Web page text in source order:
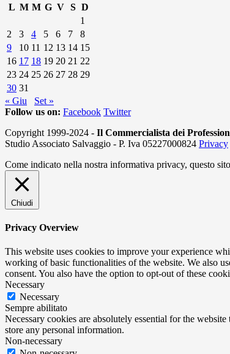
L M M G V S D
1
2
3 4 5 6 7
8
9
10 11 12 13 14 15
16 17 18 19 20 21 22
23 24 25 26 27 28 29
30 31
« Giu
Set »
Follow us on: Facebook Twitter
Copyright 1999-2024 - Il Commercialista dei
Studio Associato Salvaggio - P. Iva 05227000824 Privacy
Come indicato nella nostra informativa privacy, questo
Chiudi
Privacy Overview
This website uses cookies to improve your experience
working of basic functionalities of the website. We also
consent. You also have the option to opt-out of these
Necessary
Necessary
Sempre abilitato
Necessary cookies are absolutely essential for the
store any personal information.
Non-necessary